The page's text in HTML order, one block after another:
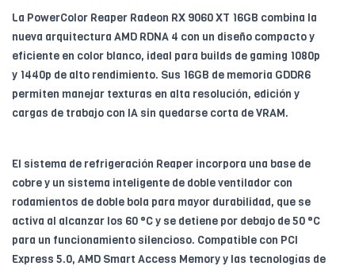
La PowerColor Reaper Radeon RX 9060 XT 16GB combina la
nueva arquitectura AMD RDNA 4 con un diseño compacto y
eficiente en color blanco, ideal para builds de gaming 1080p
y 1440p de alto rendimiento. Sus 16GB de memoria GDDR6
permiten manejar texturas en alta resolución, edición y
cargas de trabajo con IA sin quedarse corta de VRAM.
El sistema de refrigeración Reaper incorpora una base de
cobre y un sistema inteligente de doble ventilador con
rodamientos de doble bola para mayor durabilidad, que se
activa al alcanzar los 60 °C y se detiene por debajo de 50 °C
para un funcionamiento silencioso. Compatible con PCI
Express 5.0, AMD Smart Access Memory y las tecnologías de